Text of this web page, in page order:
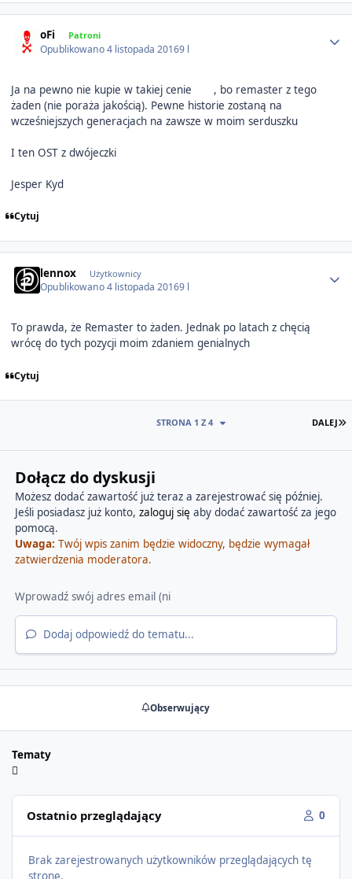
oFi Patroni
Opublikowano4 listopada 20169 l
Ja na pewno nie kupie w takiej cenie
, bo remaster z tego
żaden (nie poraża jakością). Pewne historie zostaną na
wcześniejszych generacjach na zawsze w moim serduszku
I ten OST z dwójeczki
Jesper Kyd
Cytuj
lennox Użytkownicy
Opublikowano4 listopada 20169 l
To prawda, że Remaster to żaden. Jednak po latach z chęcią
wrócę do tych pozycji moim zdaniem genialnych
Cytuj
DALEJ
STRONA 1 Z 4
Dołącz do dyskusji
Możesz dodać zawartość już teraz a zarejestrować się później.
Jeśli posiadasz już konto, zaloguj się aby dodać zawartość za jego
pomocą.
Uwaga: Twój wpis zanim będzie widoczny, będzie wymagał
zatwierdzenia moderatora.
Dodaj odpowiedź do tematu...
Obserwujący
Tematy
Ostatnio przeglądający 0
Brak zarejestrowanych użytkowników przeglądających tę